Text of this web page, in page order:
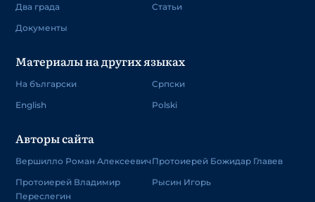
Два града
Документы
Статьи
Материалы на других языках
На български
English
Српски
Polski
Авторы сайта
Вершилло Роман Алексеевич
Протоиерей Владимир
Переслегин
Протоиерей Божидар Главев
Рысин Игорь